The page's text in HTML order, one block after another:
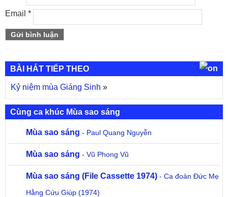
Email *
BÀI HÁT TIẾP THEO
Kỷ niệm mùa Giáng Sinh »
Cùng ca khúc Mùa sao sáng
Mùa sao sáng - Paul Quang Nguyễn
Mùa sao sáng - Vũ Phong Vũ
Mùa sao sáng (File Cassette 1974) - Ca đoàn Đức Mẹ
Hằng Cứu Giúp (1974)